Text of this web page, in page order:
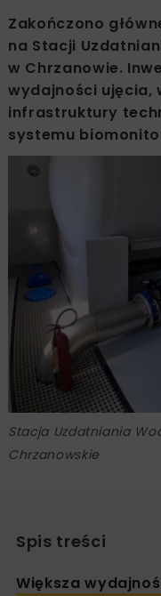
Zakończono
na Stacji
w Chrzanowie.
wydajności ujęcia,
infrastruktury
systemu
Stacja Uzdatniania
Chrzanowskie
Spis treści
Większa